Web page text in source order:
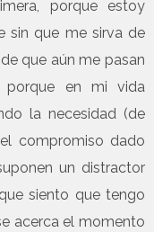
porque estoy
sin que me sirva de
que aún me pasan
porque en mi vida
la necesidad (de
compromiso dado
un distractor
siento que tengo
acerca el momento